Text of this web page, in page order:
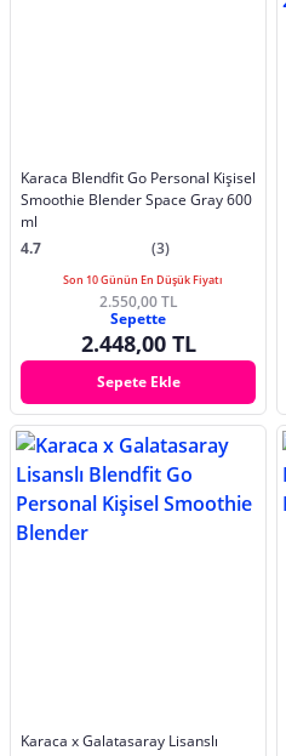
Karaca Blendfit Go Personal Kişisel
Smoothie Blender Space Gray 600
ml
4.7
(3)
Son 10 Günün En Düşük Fiyatı
2.550,00 TL
Sepette
2.448,00 TL
Sepete Ekle
Karaca x Galatasaray Lisanslı